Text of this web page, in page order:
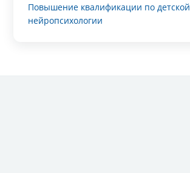
Повышение квалификации по детской
нейропсихологии